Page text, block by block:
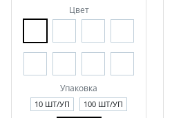
Цвет
Упаковка
10 ШТ/УП
100 ШТ/УП